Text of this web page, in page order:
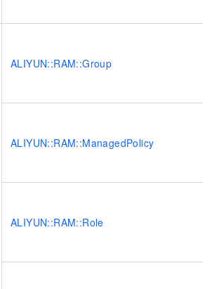
ALIYUN::RAM::Group
ALIYUN::RAM::ManagedPolicy
ALIYUN::RAM::Role